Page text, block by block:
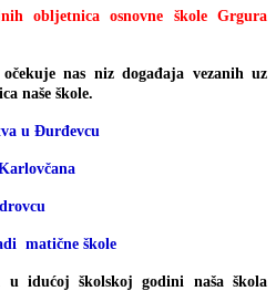
obljetnica osnovne škole Grgura
nas niz događaja vezanih uz
naše škole.
u Đurđevcu
matične škole
u idućoj školskoj godini naša škola